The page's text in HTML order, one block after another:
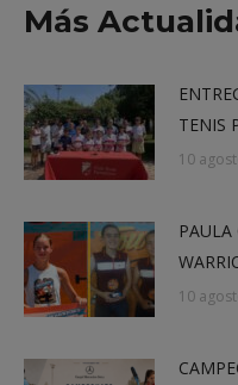
Más
TENIS
10
10